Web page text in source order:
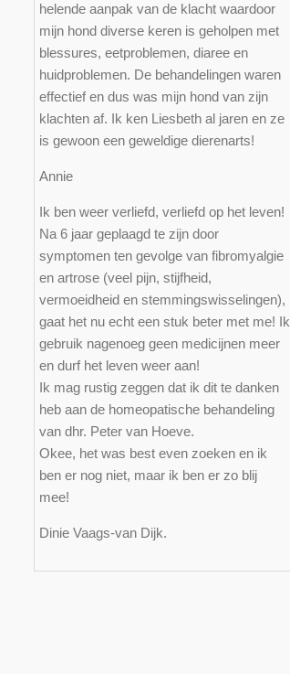
helende aanpak van de klacht waardoor
mijn hond diverse keren is geholpen met
blessures, eetproblemen, diaree en
huidproblemen. De behandelingen waren
effectief en dus was mijn hond van zijn
klachten af. Ik ken Liesbeth al jaren en ze
is gewoon een geweldige dierenarts!
Annie
Ik ben weer verliefd, verliefd op het leven!
Na 6 jaar geplaagd te zijn door
symptomen ten gevolge van fibromyalgie
en artrose (veel pijn, stijfheid,
vermoeidheid en stemmingswisselingen),
gaat het nu echt een stuk beter met me! Ik
gebruik nagenoeg geen medicijnen meer
en durf het leven weer aan!
Ik mag rustig zeggen dat ik dit te danken
heb aan de homeopatische behandeling
van dhr. Peter van Hoeve.
Okee, het was best even zoeken en ik
ben er nog niet, maar ik ben er zo blij
mee!
Dinie Vaags-van Dijk.